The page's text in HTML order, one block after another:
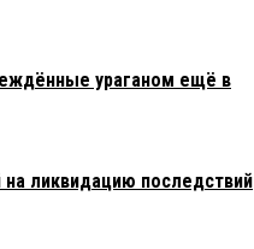
ураганом ещё в
ликвидацию последствий